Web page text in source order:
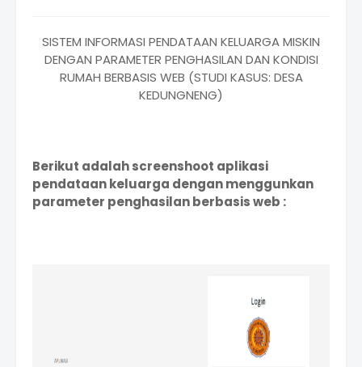
SISTEM INFORMASI PENDATAAN KELUARGA MISKIN
DENGAN PARAMETER PENGHASILAN DAN KONDISI
RUMAH BERBASIS WEB (STUDI KASUS: DESA
KEDUNGNENG)
Berikut adalah screenshoot aplikasi
pendataan keluarga dengan menggunkan
parameter penghasilan berbasis web :